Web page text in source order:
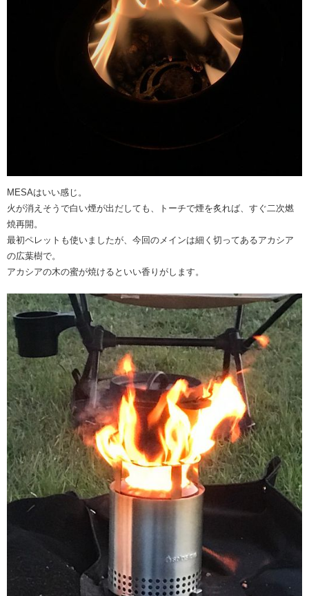
MESAはいい感じ。
火が消えそうで白い煙が出だしても、トーチで煙を炙れば、すぐ二次燃
焼再開。
最初ペレットも使いましたが、今回のメインは細く切ってあるアカシア
の広葉樹で。
アカシアの木の蜜が焼けるといい香りがします。